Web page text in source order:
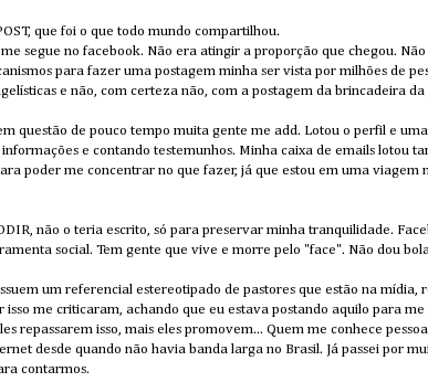
que foi o que todo mundo compartilhou.
segue no facebook. Não era atingir a proporção que chegou.
para fazer uma postagem minha ser vista por milhões de
e não, com certeza não, com a postagem da brincadeira da
questão de pouco tempo muita gente me add. Lotou o perfil e uma
e contando testemunhos. Minha caixa de emails lotou
poder me concentrar no que fazer, já que estou em uma viagem
não o teria escrito, só para preservar minha tranquilidade.
social. Tem gente que vive e morre pelo "face". Não dou
um referencial estereotipado de pastores que estão na mídia,
me criticaram, achando que eu estava postando aquilo para me
repassarem isso, mais eles promovem... Quem me conhece
desde quando não havia banda larga no Brasil. Já passei por
contarmos.